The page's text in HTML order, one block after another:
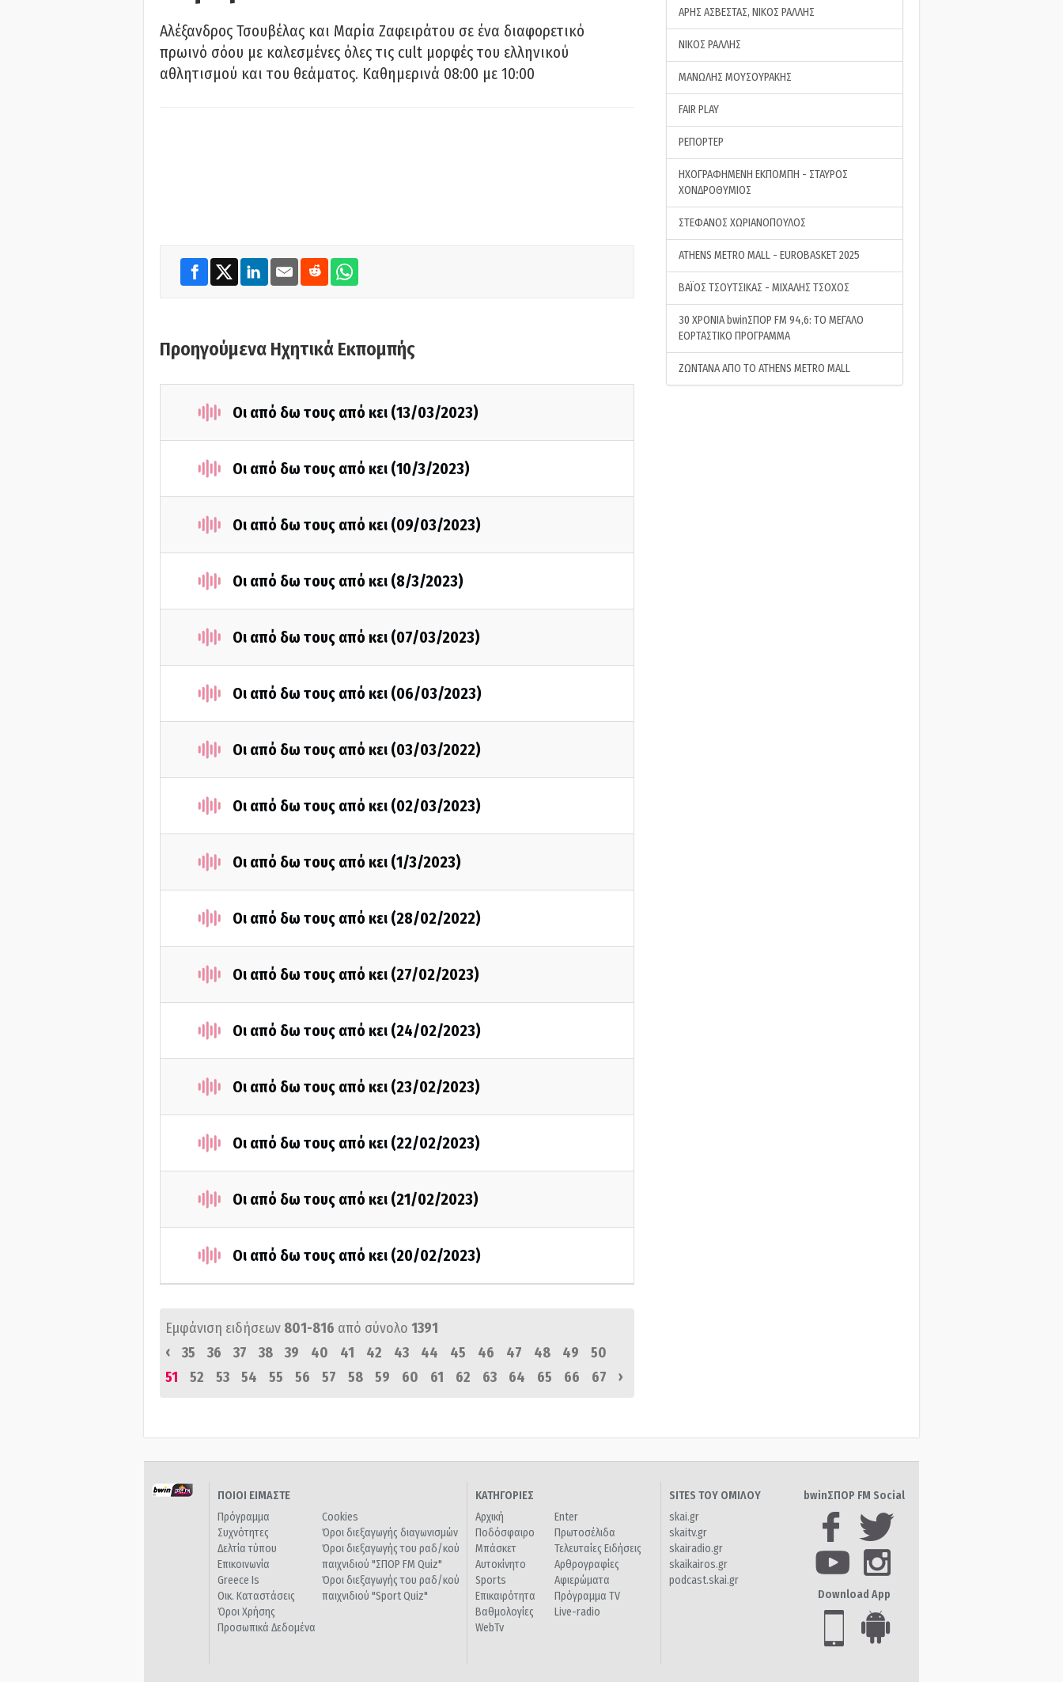
Αλέξανδρος Τσουβέλας και Μαρία Ζαφειράτου σε ένα διαφορετικό
πρωινό σόου με καλεσμένες όλες τις cult μορφές του ελληνικού
αθλητισμού και του θεάματος. Καθημερινά 08:00 με 10:00
Προηγούμενα Ηχητικά Εκπομπής
Οι από δω τους από κει (13/03/2023)
Οι από δω τους από κει (10/3/2023)
Οι από δω τους από κει (09/03/2023)
Οι από δω τους από κει (8/3/2023)
Οι από δω τους από κει (07/03/2023)
Οι από δω τους από κει (06/03/2023)
Οι από δω τους από κει (03/03/2022)
Οι από δω τους από κει (02/03/2023)
Οι από δω τους από κει (1/3/2023)
Οι από δω τους από κει (28/02/2022)
Οι από δω τους από κει (27/02/2023)
Οι από δω τους από κει (24/02/2023)
Οι από δω τους από κει (23/02/2023)
Οι από δω τους από κει (22/02/2023)
Οι από δω τους από κει (21/02/2023)
Οι από δω τους από κει (20/02/2023)
Εμφάνιση ειδήσεων 801-816 από σύνολο 1391
‹
35 36 37 38 39 40 41 42 43 44 45 46 47 48 49
50
51
52 53 54 55 56 57 58 59 60 61 62 63 64 65 66 67 ›
ΑΡΗΣ ΑΣΒΕΣΤΑΣ, ΝΙΚΟΣ ΡΑΛΛΗΣ
ΝΙΚΟΣ ΡΑΛΛΗΣ
ΜΑΝΩΛΗΣ ΜΟΥΣΟΥΡΑΚΗΣ
FAIR PLAY
ΡΕΠΟΡΤΕΡ
ΗΧΟΓΡΑΦΗΜΕΝΗ ΕΚΠΟΜΠΗ - ΣΤΑΥΡΟΣ
ΧΟΝΔΡΟΘΥΜΙΟΣ
ΣΤΕΦΑΝΟΣ ΧΩΡΙΑΝΟΠΟΥΛΟΣ
ATHENS METRO MALL - EUROBASKET 2025
ΒΑΪΟΣ ΤΣΟΥΤΣΙΚΑΣ - ΜΙΧΑΛΗΣ ΤΣΟΧΟΣ
30 ΧΡΟΝΙΑ bwinΣΠΟΡ FM 94,6: ΤΟ ΜΕΓΑΛΟ
ΕΟΡΤΑΣΤΙΚΟ ΠΡΟΓΡΑΜΜΑ
ΖΩΝΤΑΝΑ ΑΠΟ ΤΟ ATHENS METRO MALL
ΠΟΙΟΙ ΕΙΜΑΣΤΕ
Πρόγραμμα
Συχνότητες
Δελτία τύπου
Επικοινωνία
Greece Is
Οικ. Καταστάσεις
Όροι Χρήσης
Προσωπικά Δεδομένα
Cookies
Όροι διεξαγωγής διαγωνισμών
Όροι διεξαγωγής του ραδ/κού
παιχνιδιού "ΣΠΟΡ FM Quiz"
Όροι διεξαγωγής του ραδ/κού
παιχνιδιού "Sport Quiz"
ΚΑΤΗΓΟΡΙΕΣ
Αρχική
Ποδόσφαιρο
Μπάσκετ
Αυτοκίνητο
Sports
Επικαιρότητα
Βαθμολογίες
WebTv
Enter
Πρωτοσέλιδα
Τελευταίες Ειδήσεις
Αρθρογραφίες
Αφιερώματα
Πρόγραμμα TV
Live-radio
SITES ΤΟΥ ΟΜΙΛΟΥ
skai.gr
skaitv.gr
skairadio.gr
skaikairos.gr
podcast.skai.gr
bwinΣΠΟΡ FM Social
Download App